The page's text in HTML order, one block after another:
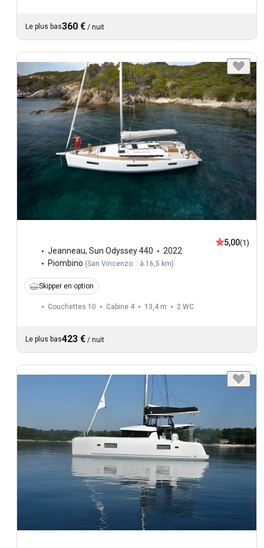
Le plus bas360 € / nuit
Jeanneau, Sun Odyssey 440
2022
Piombino (San Vincenzo : à 16,5 km)
5,00(1)
Skipper en option
Couchettes 10 Cabine 4 13,4 m 2 WC
Le plus bas423 € / nuit